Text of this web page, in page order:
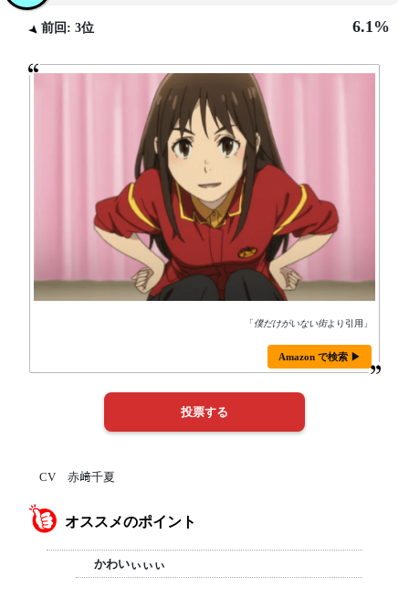
前回: 3位 6.1%
「僕だけがいない街より引用」
Amazon で検索 ▶
CV 赤﨑千夏
オススメのポイント
かわいぃぃぃ